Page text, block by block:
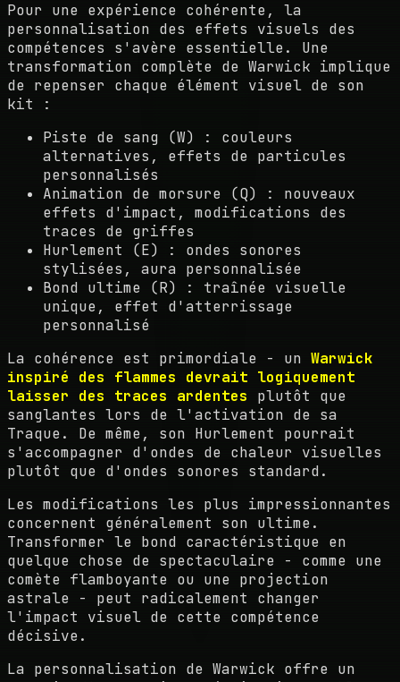
Pour une expérience cohérente, la
personnalisation des effets visuels des
compétences s'avère essentielle. Une
transformation complète de Warwick implique
de repenser chaque élément visuel de son
kit :
Piste de sang (W) : couleurs
alternatives, effets de particules
personnalisés
Animation de morsure (Q) : nouveaux
effets d'impact, modifications des
traces de griffes
Hurlement (E) : ondes sonores
stylisées, aura personnalisée
Bond ultime (R) : traînée visuelle
unique, effet d'atterrissage
personnalisé
La cohérence est primordiale - un Warwick
inspiré des flammes devrait logiquement
laisser des traces ardentes plutôt que
sanglantes lors de l'activation de sa
Traque. De même, son Hurlement pourrait
s'accompagner d'ondes de chaleur visuelles
plutôt que d'ondes sonores standard.
Les modifications les plus impressionnantes
concernent généralement son ultime.
Transformer le bond caractéristique en
quelque chose de spectaculaire - comme une
comète flamboyante ou une projection
astrale - peut radicalement changer
l'impact visuel de cette compétence
décisive.
La personnalisation de Warwick offre un